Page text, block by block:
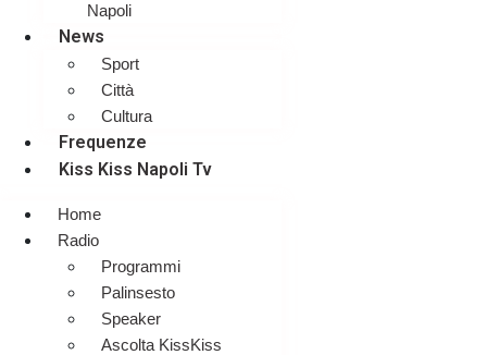
Napoli
News
Sport
Città
Cultura
Frequenze
Kiss Kiss Napoli Tv
Home
Radio
Programmi
Palinsesto
Speaker
Ascolta KissKiss